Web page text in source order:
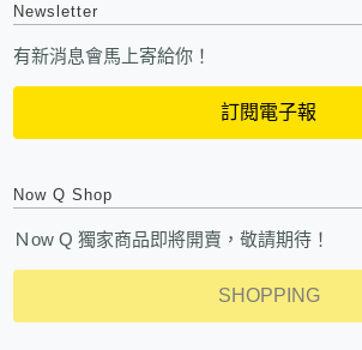
Newsletter
有新消息會馬上寄給你！
訂閱電子報
Now Q Shop
Ｎow Q 獨家商品即將開賣，敬請期待！
SHOPPING